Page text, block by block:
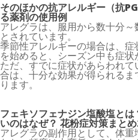
そのほかの抗アレルギー（抗
る薬剤の使用例
アレグラは、服用から数十分
とされています。
季節性アレルギーの場合は、
を始めると、シーズン中も症状
ただ、すでに症状があらわれ
合は、十分な効果が得られる
ります。
フェキソフェナジン塩酸塩と
いのはなぜ？ 花粉症対策まと
アレグラの副作用として、体重